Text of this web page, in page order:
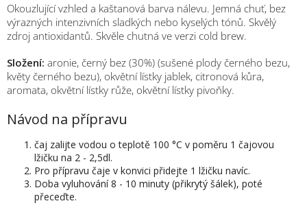
Okouzlující vzhled a kaštanová barva nálevu. Jemná chuť, bez
výrazných intenzivních sladkých nebo kyselých tónů. Skvělý
zdroj antioxidantů. Skvěle chutná ve verzi cold brew.
Složení: aronie, černý bez (30%) (sušené plody černého bezu,
květy černého bezu), okvětní lístky jablek, citronová kůra,
aromata, okvětní lístky růže, okvětní lístky pivoňky.
Návod na přípravu
čaj zalijte vodou o teplotě 100 °C v poměru 1 čajovou
lžičku na 2 - 2,5dl.
Pro přípravu čaje v konvici přidejte 1 lžičku navíc.
Doba vyluhování 8 - 10 minuty (přikrytý šálek), poté
přeceďte.